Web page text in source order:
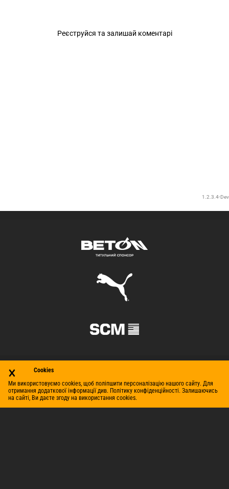
×
Cookies
Ми використовуємо cookies, щоб поліпшити персоналізацію нашого сайту. Для
отримання додаткової інформації див. Політику конфіденційності. Залишаючись
на сайті, Ви даєте згоду на використання cookies.